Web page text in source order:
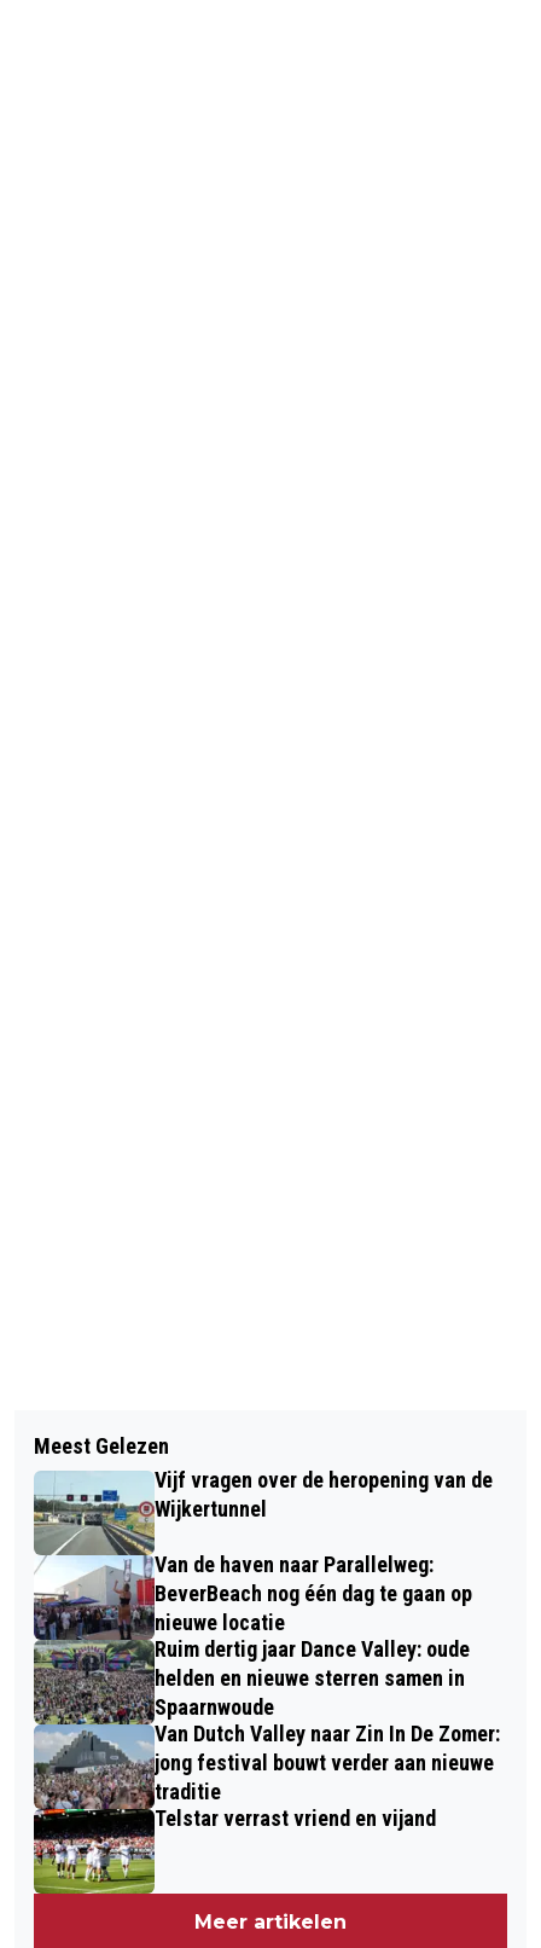
NATIONALE TULPENDAG 2023:
GRATIS 200.000 TULPEN PLUKKEN OP
MUSEUMPLEIN IN AMSTERDAM
RKZ GEEFT UPDATE: TIJDELIJK
MINDER OPERATIES EN VOORTGANG
NIEUWBOUW
Meest Gelezen
Vijf vragen over de heropening van de
Wijkertunnel
Van de haven naar Parallelweg:
BeverBeach nog één dag te gaan op
nieuwe locatie
Ruim dertig jaar Dance Valley: oude
helden en nieuwe sterren samen in
Spaarnwoude
Van Dutch Valley naar Zin In De Zomer:
jong festival bouwt verder aan nieuwe
traditie
Telstar verrast vriend en vijand
Meer artikelen